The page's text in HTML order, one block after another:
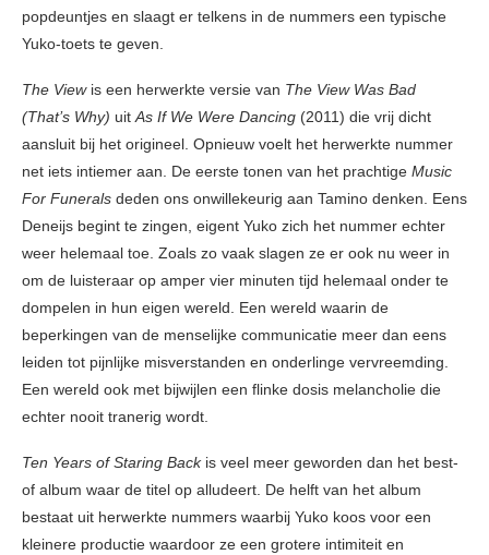
popdeuntjes en slaagt er telkens in de nummers een typische
Yuko-toets te geven.
The Viewis een herwerkte versie van The View Was Bad
(That’s Why) uitAs If We Were Dancing (2011) die vrij dicht
aansluit bij het origineel. Opnieuw voelt het herwerkte nummer
net iets intiemer aan. De eerste tonen van het prachtige Music
For Funerals deden ons onwillekeurig aan Tamino denken. Eens
Deneijs begint te zingen, eigent Yuko zich het nummer echter
weer helemaal toe. Zoals zo vaak slagen ze er ook nu weer in
om de luisteraar op amper vier minuten tijd helemaal onder te
dompelen in hun eigen wereld. Een wereld waarin de
beperkingen van de menselijke communicatie meer dan eens
leiden tot pijnlijke misverstanden en onderlinge vervreemding.
Een wereld ook met bijwijlen een flinke dosis melancholie die
echter nooit tranerig wordt.
Ten Years of Staring Backis veel meer geworden dan het best-
of album waar de titel op alludeert. De helft van het album
bestaat uit herwerkte nummers waarbij Yuko koos voor een
kleinere productie waardoor ze een grotere intimiteit en